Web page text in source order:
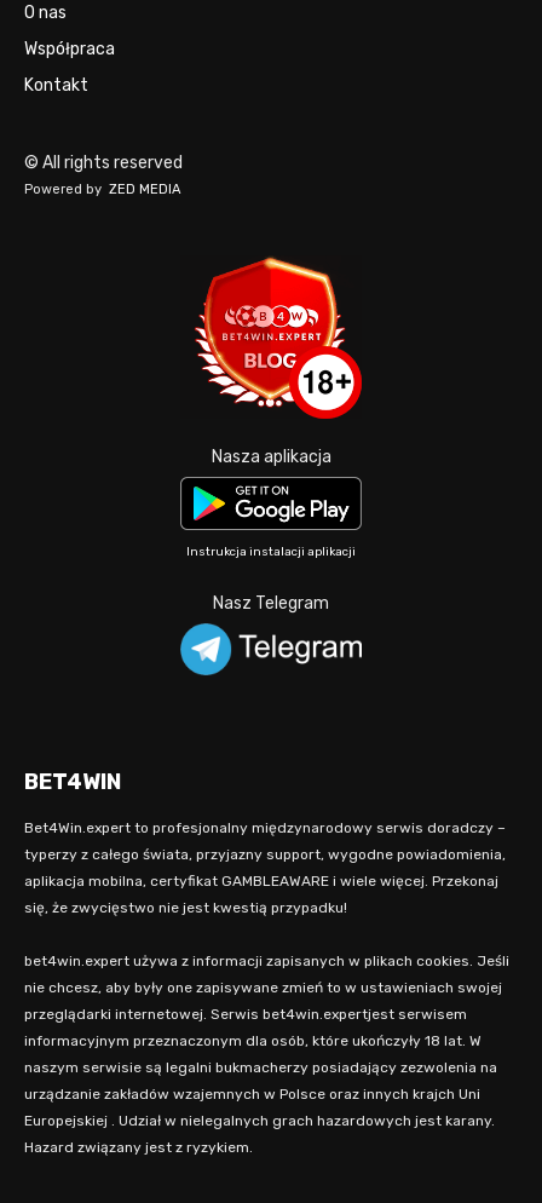
O nas
Współpraca
Kontakt
© All rights reserved
Powered by ZED MEDIA
Nasza aplikacja
Instrukcja instalacji aplikacji
Nasz Telegram
BET4WIN
Bet4Win.expert to profesjonalny międzynarodowy serwis doradczy –
typerzy z całego świata, przyjazny support, wygodne powiadomienia,
aplikacja mobilna, certyfikat GAMBLEAWARE i wiele więcej. Przekonaj
się, że zwycięstwo nie jest kwestią przypadku!
bet4win.expert używa z informacji zapisanych w plikach cookies. Jeśli
nie chcesz, aby były one zapisywane zmień to w ustawieniach swojej
przeglądarki internetowej. Serwis bet4win.expertjest serwisem
informacyjnym przeznaczonym dla osób, które ukończyły 18 lat. W
naszym serwisie są legalni bukmacherzy posiadający zezwolenia na
urządzanie zakładów wzajemnych w Polsce oraz innych krajch Uni
Europejskiej . Udział w nielegalnych grach hazardowych jest karany.
Hazard związany jest z ryzykiem.